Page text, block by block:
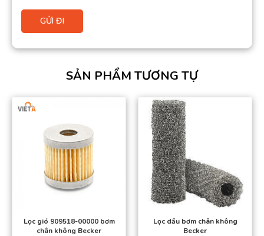
SẢN PHẨM TƯƠNG TỰ
Lọc gió 909518-00000 bơm
chân không Becker
Lọc dầu bơm chân không
Becker